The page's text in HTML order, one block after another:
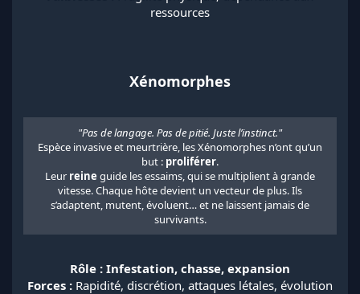
ressources
Xénomorphes
"Pas de langage. Pas de pitié. Juste l’instinct."
Espèce invasive et meurtrière, les Xénomorphes n’ont qu’un
but : proliférer.
Leur reine guide les essaims, qui se multiplient à grande
vitesse. Chaque hôte devient un vecteur de plus. Ils
s’adaptent, mutent, évoluent… et ne laissent jamais de
survivants.​
Rôle : Infestation, chasse, expansion
Forces : Rapidité, discrétion, attaques létales, évolution